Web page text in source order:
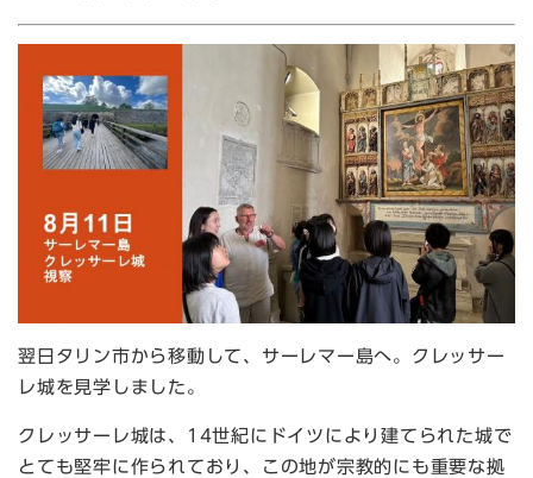
翌日タリン市から移動して、サーレマー島へ。クレッサー
レ城を見学しました。
クレッサーレ城は、14世紀にドイツにより建てられた城で
とても堅牢に作られており、この地が宗教的にも重要な拠